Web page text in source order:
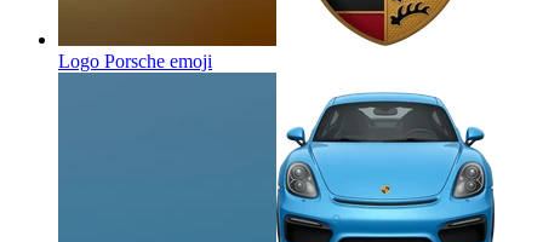
Logo Porsche emoji